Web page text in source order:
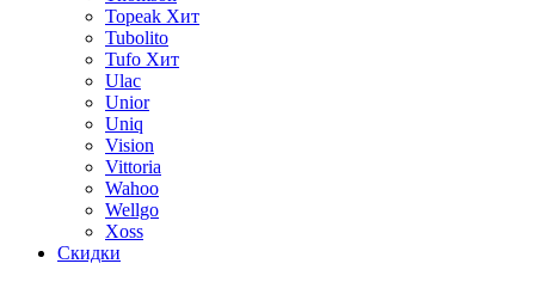
Topeak Хит
Tubolito
Tufo Хит
Ulac
Unior
Uniq
Vision
Vittoria
Wahoo
Wellgo
Xoss
Скидки